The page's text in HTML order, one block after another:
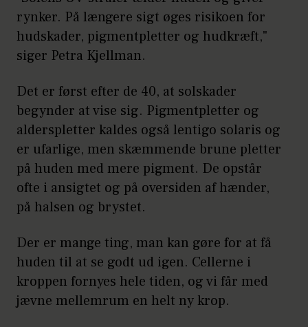
rynker. På længere sigt øges risikoen for
hudskader, pigmentpletter og hudkræft,"
siger Petra Kjellman.
Det er først efter de 40, at solskader
begynder at vise sig. Pigmentpletter og
alderspletter kaldes også lentigo solaris og
er ufarlige, men skæmmende brune pletter
på huden med mere pigment. De opstår
ofte i ansigtet og på oversiden af hænder,
på halsen og brystet.
Der er mange ting, man kan gøre for at få
huden til at se godt ud igen. Cellerne i
kroppen fornyes hele tiden, og vi får med
jævne mellemrum en helt ny krop.